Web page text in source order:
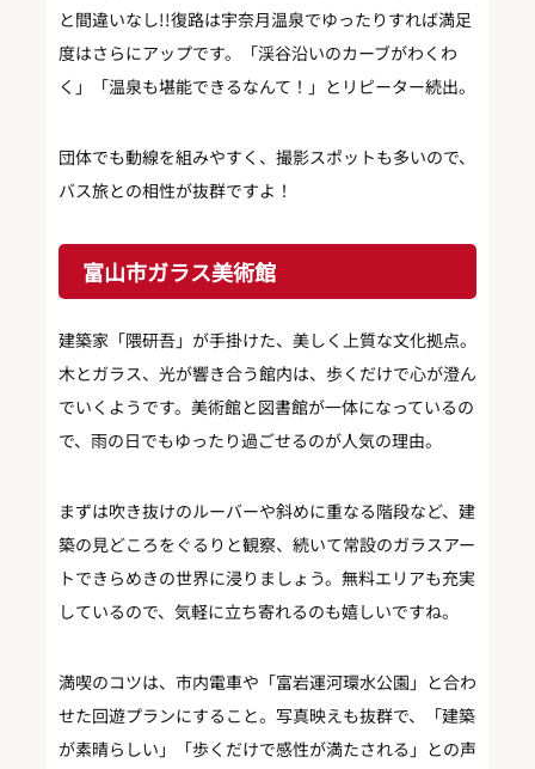
と間違いなし!!復路は宇奈月温泉でゆったりすれば満足
度はさらにアップです。「渓谷沿いのカーブがわくわ
く」「温泉も堪能できるなんて！」とリピーター続出。
団体でも動線を組みやすく、撮影スポットも多いので、
バス旅との相性が抜群ですよ！
富山市ガラス美術館
建築家「隈研吾」が手掛けた、美しく上質な文化拠点。
木とガラス、光が響き合う館内は、歩くだけで心が澄ん
でいくようです。美術館と図書館が一体になっているの
で、雨の日でもゆったり過ごせるのが人気の理由。
まずは吹き抜けのルーバーや斜めに重なる階段など、建
築の見どころをぐるりと観察、続いて常設のガラスアー
トできらめきの世界に浸りましょう。無料エリアも充実
しているので、気軽に立ち寄れるのも嬉しいですね。
満喫のコツは、市内電車や「富岩運河環水公園」と合わ
せた回遊プランにすること。写真映えも抜群で、「建築
が素晴らしい」「歩くだけで感性が満たされる」との声